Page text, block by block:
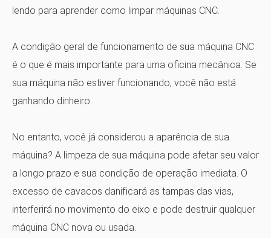
lendo para aprender como limpar máquinas CNC.
A condição geral de funcionamento de sua máquina CNC
é o que é mais importante para uma oficina mecânica. Se
sua máquina não estiver funcionando, você não está
ganhando dinheiro.
No entanto, você já considerou a aparência de sua
máquina? A limpeza de sua máquina pode afetar seu valor
a longo prazo e sua condição de operação imediata. O
excesso de cavacos danificará as tampas das vias,
interferirá no movimento do eixo e pode destruir qualquer
máquina CNC nova ou usada.